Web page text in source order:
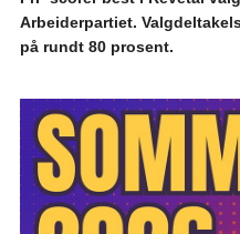
Arbeiderpartiet.
på rundt 80 prosent.